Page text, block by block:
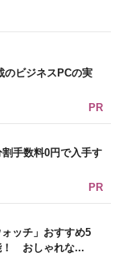
のビジネスPCの実
PR
手数料0円で入手す
PR
ォッチ」おすすめ5
おしゃれな...